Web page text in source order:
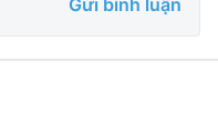
Gửi bình luận